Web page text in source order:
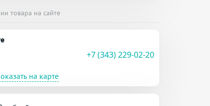
товара на сайте
+7 (343) 229-02-20
на карте